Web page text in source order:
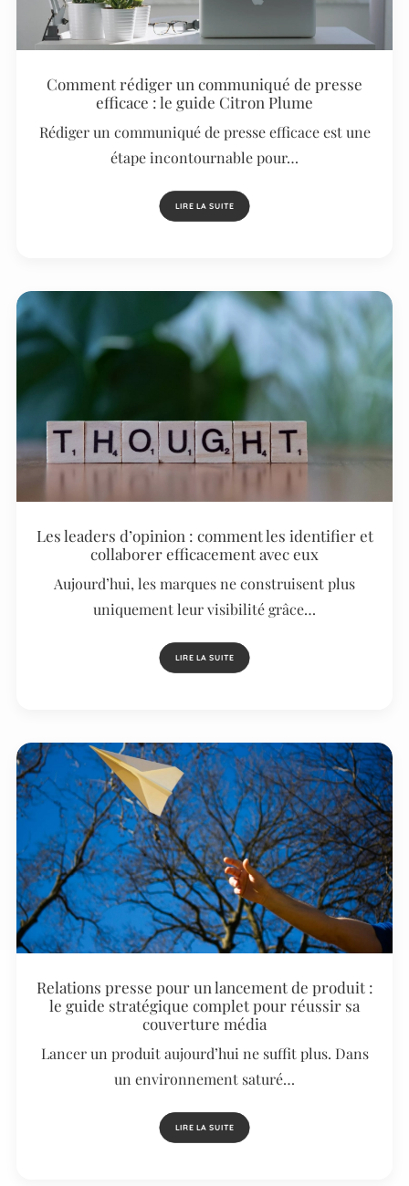
Comment rédiger un communiqué de presse
efficace : le guide Citron Plume
Rédiger un communiqué de presse efficace est une
étape incontournable pour…
LIRE LA SUITE
Les leaders d’opinion : comment les identifier et
collaborer efficacement avec eux
Aujourd’hui, les marques ne construisent plus
uniquement leur visibilité grâce…
LIRE LA SUITE
Relations presse pour un lancement de produit :
le guide stratégique complet pour réussir sa
couverture média
Lancer un produit aujourd’hui ne suffit plus. Dans
un environnement saturé…
LIRE LA SUITE